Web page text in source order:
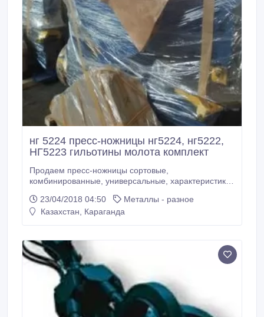
нг 5224 пресс-ножницы нг5224, нг5222,
НГ5223 гильотины молота комплект
Продаем пресс-ножницы сортовые,
комбинированные, универсальные, характеристики
650т.р, (резка уголка под углом 90 и 45 градусов,
пробивка пазов прямоугольной и треугольной
металла), ножницы гильотинные для резки металла
от 4 до 20мм, молота ковочные МА4129А и
МА4132А, пресса механические усилием до 300т,
ножовки механические, правильно отрезные станки,
гарантия на все оборудование 12 месяцев.
23/04/2018 04:50
Металлы - разное
Казахстан, Караганда